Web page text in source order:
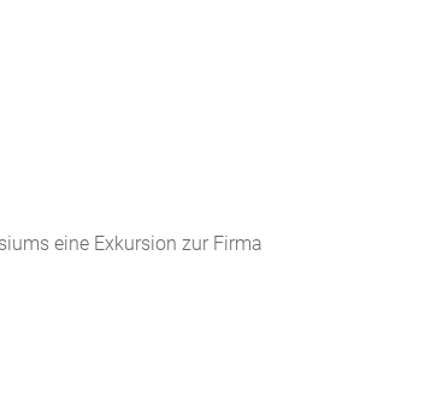
eine Exkursion zur Firma